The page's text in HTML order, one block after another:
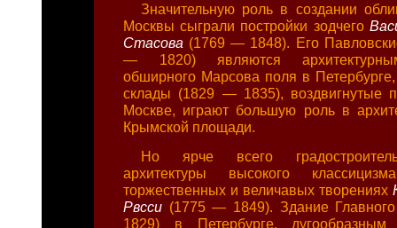
Значительную роль в создании
Москвы сыграли постройки зодчего
Стасова (1769 — 1848). Его
— 1820) являются
обширного Марсова поля в
склады (1829 — 1835), воздвигнутые
Москве, играют большую роль в
Крымской площади.
Но ярче всего
архитектуры высокого
торжественных и величавых творениях
Рвсси (1775 — 1849). Здание
1829) в Петербурге, дугообразным